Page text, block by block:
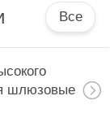
Все
шлюзовые